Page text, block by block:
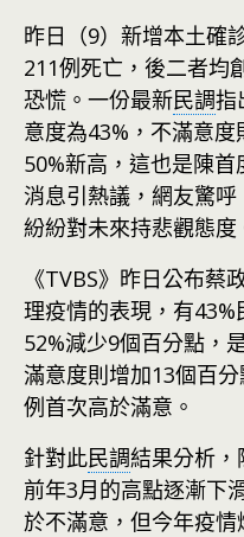
昨日（9）新增本土確
211例死亡，後二者均
恐慌。一份最新民調指
意度為43%，不滿意
50%新高，這也是陳
消息引熱議，網友驚呼
紛紛對未來持悲觀態度
《TVBS》昨日公布蔡
理疫情的表現，有
52%減少9個百分點，
滿意度則增加13個百
例首次高於滿意。
針對此民調結果分析
前年3月的高點逐漸下
於不滿意，但今年疫情